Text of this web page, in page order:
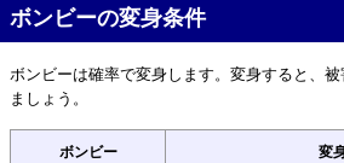
ボンビーの変身条件
ボンビーは確率で変身します。変身すると、
ましょう。
ボンビー 変